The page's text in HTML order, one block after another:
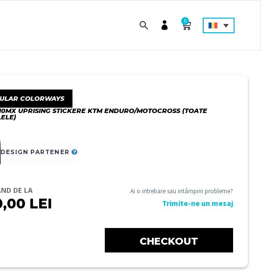
0
COLORWAYS
UPRISING STICKERE KTM ENDURO/MOTOCROSS (TOATE
DESIGN PARTENER
DE LA
LEI
Ai o intrebare sau intâmpini probleme?
Trimite-ne un mesaj
CHECKOUT